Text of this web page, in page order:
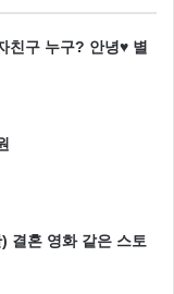
친구 누구? 안녕♥ 별
결혼 영화 같은 스토